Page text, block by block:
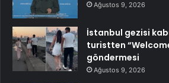
Ağustos 9, 2026
İstanbul gezisi
turistten
göndermesi
Ağustos 9, 2026